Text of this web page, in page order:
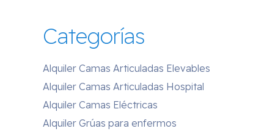
Categorías
Alquiler Camas Articuladas Elevables
Alquiler Camas Articuladas Hospital
Alquiler Camas Eléctricas
Alquiler Grúas para enfermos